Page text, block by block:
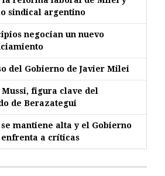
sindical argentino
negocian un nuevo
del Gobierno de Javier Milei
Mussi, figura clave del
de Berazategui
mantiene alta y el Gobierno
a críticas